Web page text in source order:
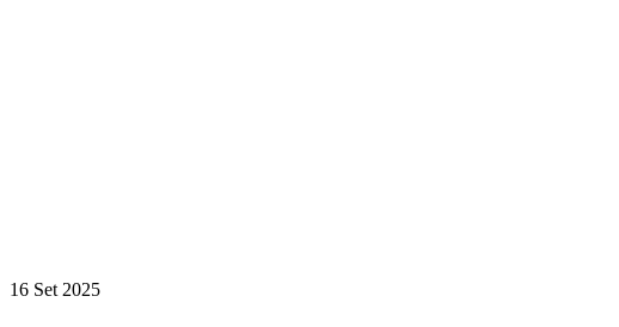
16 Set 2025